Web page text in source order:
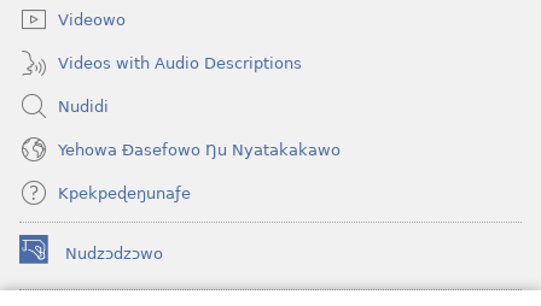
Videowo
Videos with Audio Descriptions
Nudidi
Yehowa Ðasefowo Ŋu Nyatakakawo
Kpekpeɖeŋunaƒe
Nudzɔdzɔwo
(opens
new